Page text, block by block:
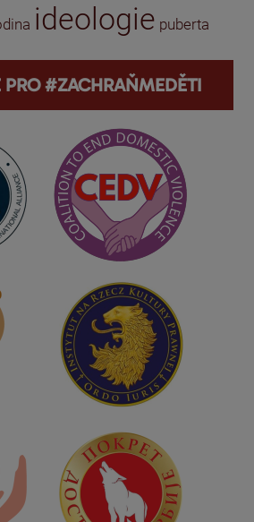
ideologie puberta
PRO #ZACHRAŇMEDĚTI